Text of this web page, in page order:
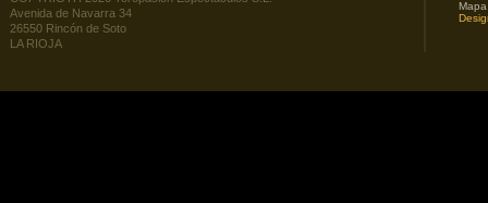
Avenida de Navarra 34
26550 Rincón de Soto
LA RIOJA